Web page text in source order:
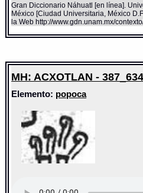
Gran Diccionario Náhuatl [en línea].
México [Ciudad Universitaria, México
la Web http://www.gdn.unam.mx/
MH: ACXOTLAN -
Elemento: popoca